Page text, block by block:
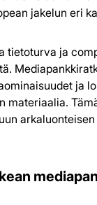
jakelun eri
tietoturva ja
ja
materiaalia.